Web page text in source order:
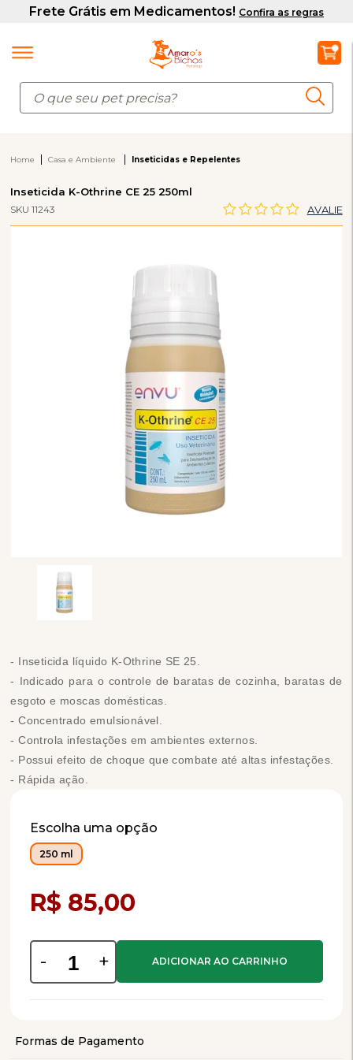
Home Casa e Ambiente Inseticidas e Repelentes
Inseticida K-Othrine CE 25 250ml
SKU 11243 AVALIE
- Inseticida líquido K-Othrine SE 25.
- Indicado para o controle de baratas de cozinha, baratas de
esgoto e moscas domésticas.
- Concentrado emulsionável.
- Controla infestações em ambientes externos.
- Possui efeito de choque que combate até altas infestações.
- Rápida ação.
Escolha uma opção
250 ml
R$ 85,00
- +